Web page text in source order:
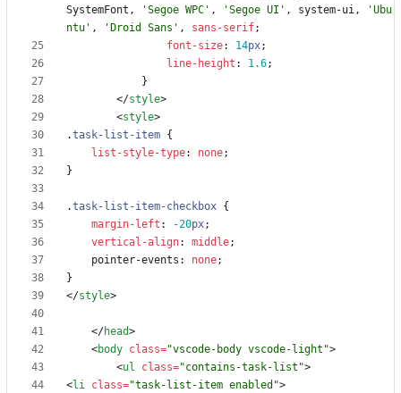
SystemFont , 'Segoe WPC' , 'Segoe UI' , system-ui,
'Ubu
ntu' , 'Droid Sans' , sans-serif;
font-size: 14px;
line-height : 1.6;
}
</style>
<style>
.task-list-item {
list-style-type: none;
}
.task-list-item-checkbox {
margin-left : -20px;
vertical-align: middle;
pointer-events : none;
}
</style>
</head>
<body class="vscode-body vscode-light">
<ul class="contains-task-list">
<li class="task-list-item enabled">